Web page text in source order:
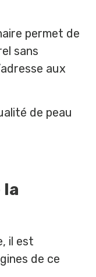
permet de
sans
aux
de peau
la
il est
de ce